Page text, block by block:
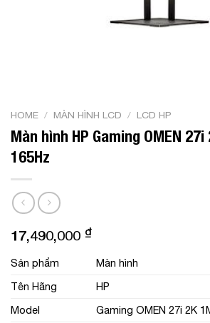
HOME / MÀN HÌNH LCD / LCD HP
Màn hình HP Gaming OMEN
165Hz
17,490,000 ₫
Sản phẩm
Màn hình
Tên Hãng
HP
Model
Gaming OMEN 27i 2K